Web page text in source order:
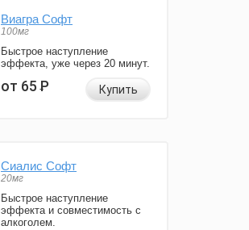
Виагра Софт
100мг
Быстрое наступление
эффекта, уже через 20 минут.
от 65Р Купить
Сиалис Софт
20мг
Быстрое наступление
эффекта и совместимость с
алкоголем.